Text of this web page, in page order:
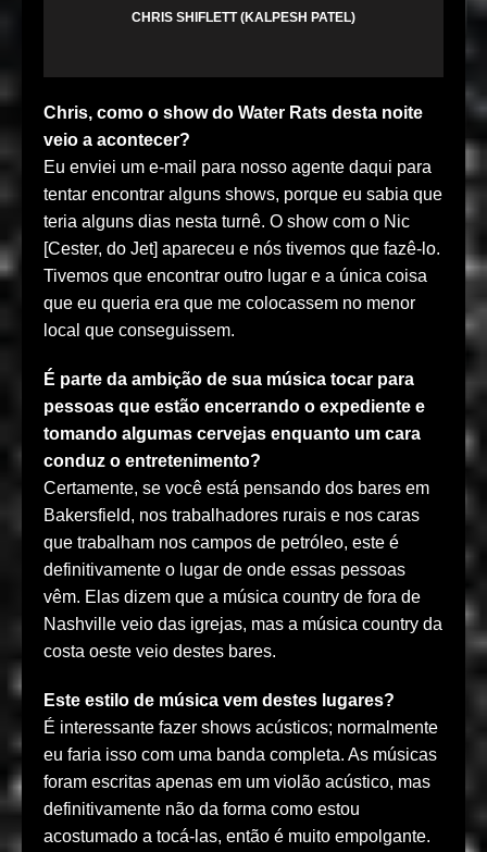
CHRIS SHIFLETT (KALPESH PATEL)
Chris, como o show do Water Rats desta noite
veio a acontecer?
Eu enviei um e-mail para nosso agente daqui para
tentar encontrar alguns shows, porque eu sabia que
teria alguns dias nesta turnê. O show com o Nic
[Cester, do Jet] apareceu e nós tivemos que fazê-lo.
Tivemos que encontrar outro lugar e a única coisa
que eu queria era que me colocassem no menor
local que conseguissem.
É parte da ambição de sua música tocar para
pessoas que estão encerrando o expediente e
tomando algumas cervejas enquanto um cara
conduz o entretenimento?
Certamente, se você está pensando dos bares em
Bakersfield, nos trabalhadores rurais e nos caras
que trabalham nos campos de petróleo, este é
definitivamente o lugar de onde essas pessoas
vêm. Elas dizem que a música country de fora de
Nashville veio das igrejas, mas a música country da
costa oeste veio destes bares.
Este estilo de música vem destes lugares?
É interessante fazer shows acústicos; normalmente
eu faria isso com uma banda completa. As músicas
foram escritas apenas em um violão acústico, mas
definitivamente não da forma como estou
acostumado a tocá-las, então é muito empolgante.